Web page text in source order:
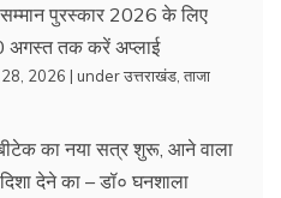
सम्मान पुरस्कार 2026 के लिए
तक करें अप्लाई
2026 | underउत्तराखंड ताजा
का नया सत्र शुरू, आने वाला
देने का – डॉ० घनशाला